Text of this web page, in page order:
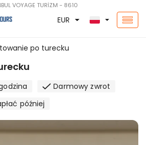
VOYAGE TURİZM - 8610
EUR
po turecku
Darmowy zwrot
później